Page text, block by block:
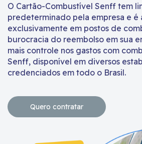
O Cartão-Combustível Senff tem
predeterminado pela empresa e é
exclusivamente em postos de
burocracia do reembolso em sua
mais controle nos gastos com
Senff, disponível em diversos
credenciados em todo o Brasil.
Quero contratar